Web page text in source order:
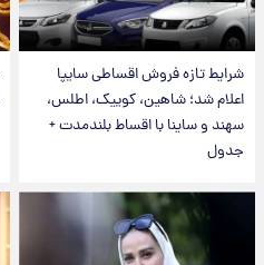
شرایط تازه فروش اقساطی سایپا
اعلام شد؛ شاهین، کوییک، اطلس،
سهند و ساینا با اقساط بلندمدت +
جدول